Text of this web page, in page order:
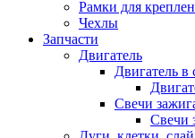
Рамки для
Чехлы
Запчасти
Двигатель
Двигатель в
Свечи
Свечи